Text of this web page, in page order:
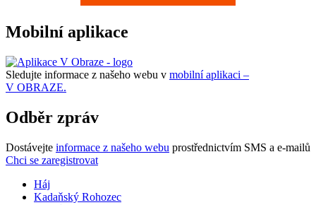
Mobilní aplikace
Sledujte informace z našeho webu v mobilní aplikaci –
V OBRAZE.
Odběr zpráv
Dostávejte informace z našeho webu prostřednictvím SMS a e-mailů
Chci se zaregistrovat
Háj
Kadaňský Rohozec